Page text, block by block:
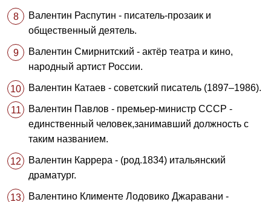
Валентин Распутин - писатель-прозаик и
общественный деятель.
Валентин Смирнитский - актёр театра и кино,
народный артист России.
Валентин Катаев - советский писатель (1897–1986).
Валентин Павлов - премьер-министр СССР -
единственный человек,занимавший должность с
таким названием.
Валентин Каррера - (род.1834) итальянский
драматург.
Валентино Клименте Лодовико Джаравани -